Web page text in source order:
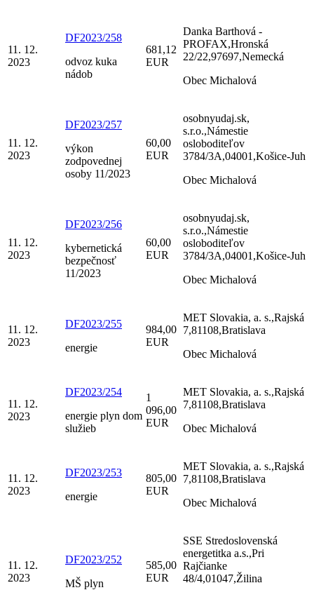
11. 12.
2023
DF2023/258
odvoz kuka
nádob
681,12
EUR
Danka Barthová -
PROFAX,Hronská
22/22,97697,Nemecká
Obec Michalová
11. 12.
2023
DF2023/257
výkon
zodpovednej
osoby 11/2023
60,00
EUR
osobnyudaj.sk,
s.r.o.,Námestie
osloboditeľov
3784/3A,04001,Košice-Juh
Obec Michalová
11. 12.
2023
DF2023/256
kybernetická
bezpečnosť
11/2023
60,00
EUR
osobnyudaj.sk,
s.r.o.,Námestie
osloboditeľov
3784/3A,04001,Košice-Juh
Obec Michalová
11. 12.
2023
DF2023/255
energie
984,00
EUR
MET Slovakia, a. s.,Rajská
7,81108,Bratislava
Obec Michalová
11. 12.
2023
DF2023/254
energie plyn dom
služieb
1
096,00
EUR
MET Slovakia, a. s.,Rajská
7,81108,Bratislava
Obec Michalová
11. 12.
2023
DF2023/253
energie
805,00
EUR
MET Slovakia, a. s.,Rajská
7,81108,Bratislava
Obec Michalová
11. 12.
2023
DF2023/252
MŠ plyn
585,00
EUR
SSE Stredoslovenská
energetitka a.s.,Pri
Rajčianke
48/4,01047,Žilina